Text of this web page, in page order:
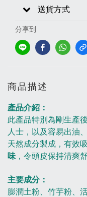
送貨方式
分享到
商品描述
產品介紹：
此產品特別為剛生產
人士，以及容易出油
天然成分製成，有效
味，令頭皮保持清爽
主要成分：
膨潤土粉、竹芋粉、